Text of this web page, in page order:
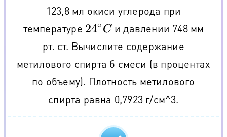
123,8 мл окиси углерода при
температуре 24∘C и давлении 748 мм
рт. ст. Вычислите содержание
метилового спирта б смеси (в процентах
по объему). Плотность метилового
спирта равна 0,7923 г/см^3.